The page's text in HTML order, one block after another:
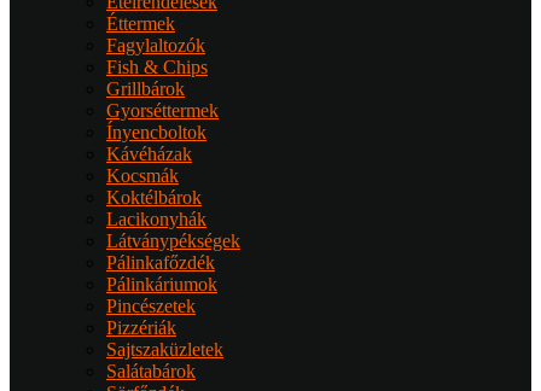
Éttermek
Fagylaltozók
Fish & Chips
Grillbárok
Gyorséttermek
Ínyencboltok
Kávéházak
Kocsmák
Koktélbárok
Lacikonyhák
Látványpékségek
Pálinkafőzdék
Pálinkáriumok
Pincészetek
Pizzériák
Sajtszaküzletek
Salátabárok